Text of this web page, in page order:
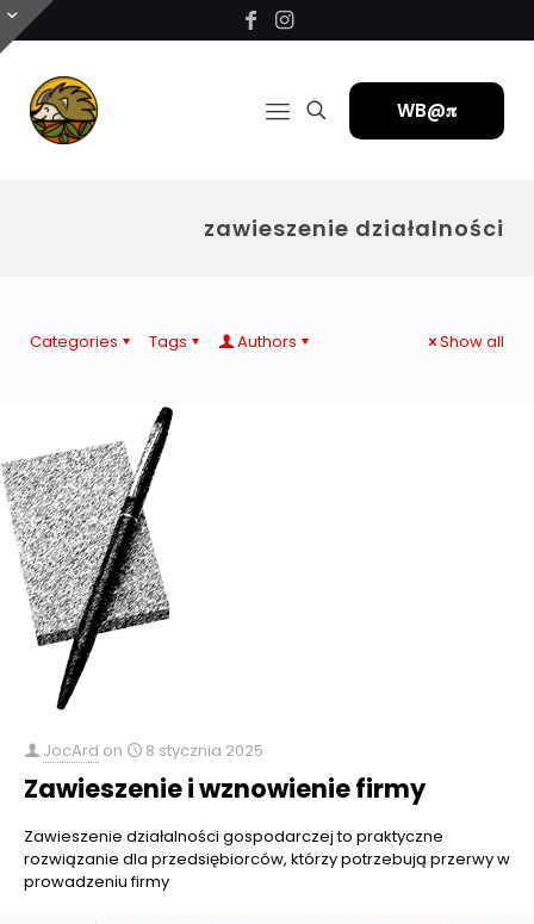
WB@𝛑
zawieszenie działalności
Categories Tags Authors Show all
JocArd on 8 stycznia 2025
Zawieszenie i wznowienie firmy
Zawieszenie działalności gospodarczej to praktyczne
rozwiązanie dla przedsiębiorców, którzy potrzebują przerwy w
prowadzeniu firmy